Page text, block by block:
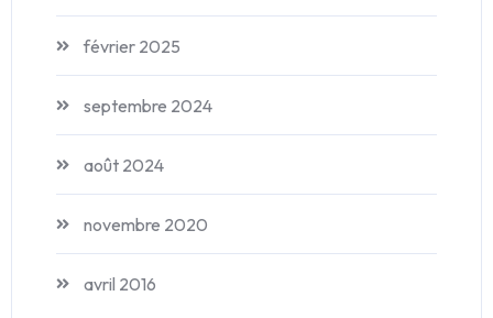
février 2025
septembre 2024
août 2024
novembre 2020
avril 2016